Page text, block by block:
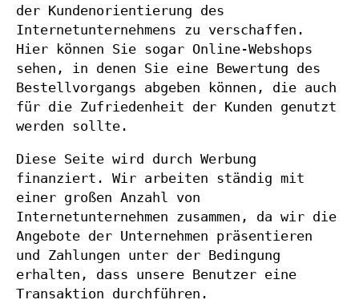
der Kundenorientierung des
Internetunternehmens zu verschaffen.
Hier können Sie sogar Online-Webshops
sehen, in denen Sie eine Bewertung des
Bestellvorgangs abgeben können, die auch
für die Zufriedenheit der Kunden genutzt
werden sollte.
Diese Seite wird durch Werbung
finanziert. Wir arbeiten ständig mit
einer großen Anzahl von
Internetunternehmen zusammen, da wir die
Angebote der Unternehmen präsentieren
und Zahlungen unter der Bedingung
erhalten, dass unsere Benutzer eine
Transaktion durchführen.